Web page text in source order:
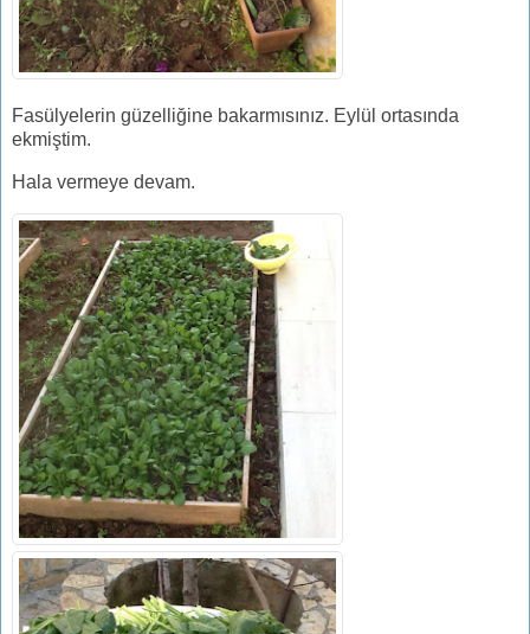
Fasülyelerin güzelliğine bakarmısınız. Eylül ortasında
ekmiştim.
Hala vermeye devam.